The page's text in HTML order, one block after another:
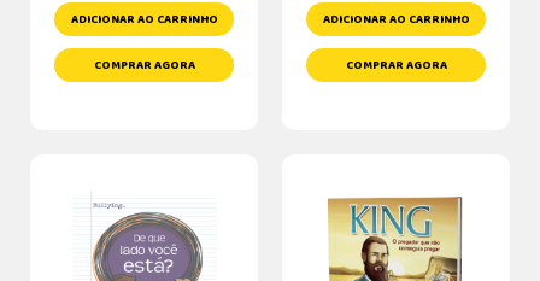
ADICIONAR AO CARRINHO
COMPRAR AGORA
ADICIONAR AO CARRINHO
COMPRAR AGORA